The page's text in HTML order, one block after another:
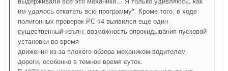
им удалось откатать всю программу". Кроме того, в ходе
полигонных проверок РС-14 выявился еще один
существенный изъян: возможность опрокидывания пусковой
установки во время
движения из-за плохого обзора механиком-водителем
дороги, особенно в темное время суток.